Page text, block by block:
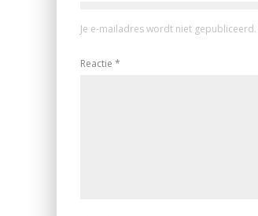
Je e-mailadres wordt niet gepubliceerd.
Reactie *